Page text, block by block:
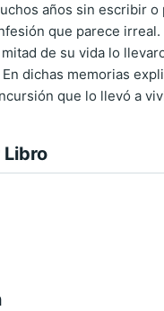
años sin escribir
que parece
de su vida lo
dichas memorias
que lo llevó a